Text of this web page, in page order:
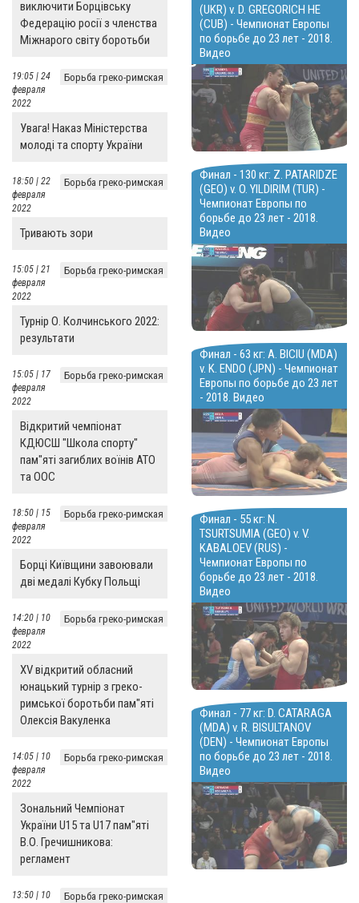
виключити Борцівську
Федерацію росії з членства
Міжнарого світу боротьби
Борьба греко-римская
19:05 | 24
февраля
2022
Увага! Наказ Міністерства
молоді та спорту України
Борьба греко-римская
18:50 | 22
февраля
2022
Тривають зори
Борьба греко-римская
15:05 | 21
февраля
2022
Турнір О. Колчинського 2022:
результати
Борьба греко-римская
15:05 | 17
февраля
2022
Відкритий чемпіонат
КДЮСШ "Школа спорту"
пам"яті загиблих воїнів АТО
та ООС
Борьба греко-римская
18:50 | 15
февраля
2022
Борці Київщини завоювали
дві медалі Кубку Польщі
Борьба греко-римская
14:20 | 10
февраля
2022
ХV відкритий обласний
юнацький турнір з греко-
римської боротьби пам"яті
Олексія Вакуленка
Борьба греко-римская
14:05 | 10
февраля
2022
Зональний Чемпіонат
України U15 та U17 пам"яті
В.О. Гречишникова:
регламент
Борьба греко-римская
13:50 | 10
(UKR) v. D. GREGORICH HE
(CUB) - Чемпионат Европы
по борьбе до 23 лет - 2018.
Видео
Финал - 130 кг: Z. PATARIDZE
(GEO) v. O. YILDIRIM (TUR) -
Чемпионат Европы по
борьбе до 23 лет - 2018.
Видео
Финал - 63 кг: A. BICIU (MDA)
v. K. ENDO (JPN) - Чемпионат
Европы по борьбе до 23 лет
- 2018. Видео
Финал - 55 кг: N.
TSURTSUMIA (GEO) v. V.
KABALOEV (RUS) -
Чемпионат Европы по
борьбе до 23 лет - 2018.
Видео
Финал - 77 кг: D. CATARAGA
(MDA) v. R. BISULTANOV
(DEN) - Чемпионат Европы
по борьбе до 23 лет - 2018.
Видео